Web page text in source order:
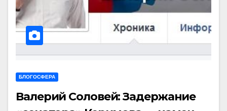
БЛОГОСФЕРА
Валерий Соловей: Задержание